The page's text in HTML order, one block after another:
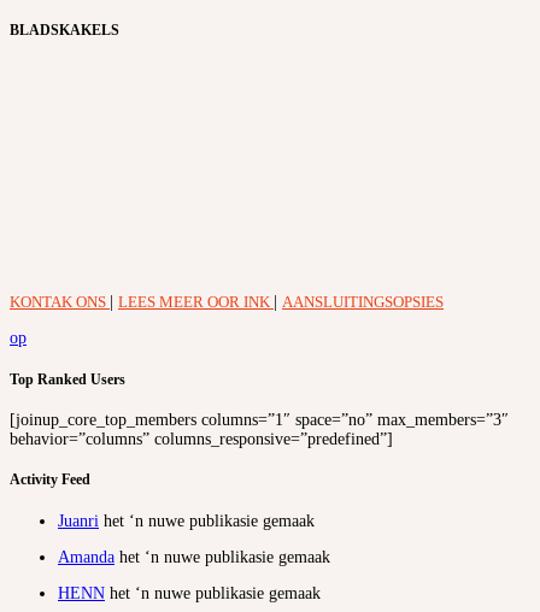
BLADSKAKELS
KONTAK ONS LEES MEER OOR INK
AANSLUITINGSOPSIES
op
Top Ranked Users
[joinup_core_top_members columns=”1″ space=”no” max_members=”3″
behavior=”columns” columns_responsive=”predefined”]
Activity Feed
Juanri het ‘n nuwe publikasie gemaak
Amanda het ‘n nuwe publikasie gemaak
HENN het ‘n nuwe publikasie gemaak